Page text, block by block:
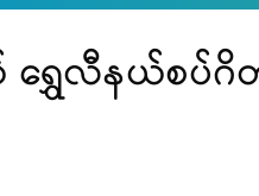
ေလီနယ်စပ်ဂိ